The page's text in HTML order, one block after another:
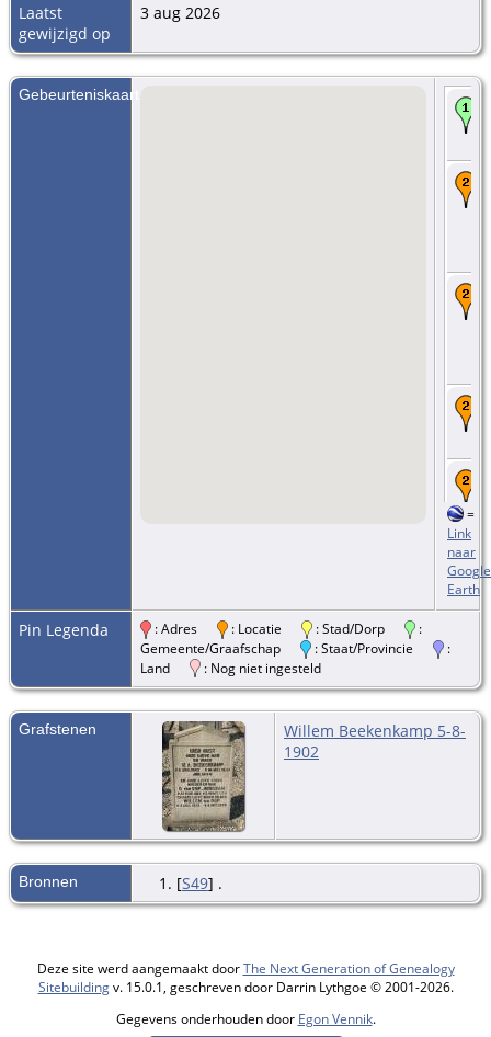
Laatst
gewijzigd op
3 aug 2026
Gebeurteniskaart
=
Link
naar
Google
Earth
Pin Legenda : Adres : Locatie : Stad/Dorp
:
Gemeente/Graafschap
: Staat/Provincie
:
Land
: Nog niet ingesteld
Grafstenen
Willem Beekenkamp 5-8-
1902
Bronnen [S49] .
Deze site werd aangemaakt doorThe Next Generation of Genealogy
Sitebuildingv. 15.0.1, geschreven door Darrin Lythgoe © 2001-2026.
Gegevens onderhouden door Egon Vennik.